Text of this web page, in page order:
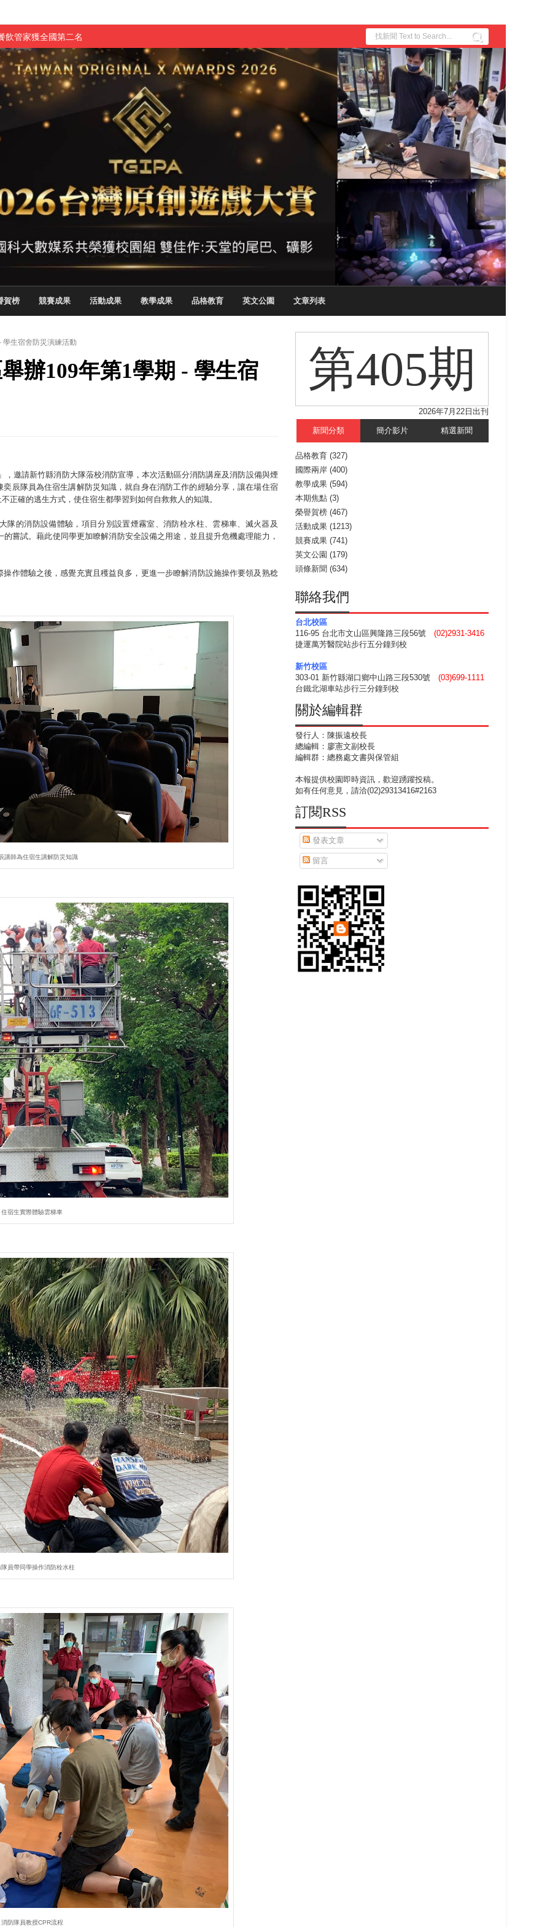
飲管家獲全國第二名
與青年學子溫馨對談 傳遞品格與智慧力量
生蛻變成金融新星
燃爆傳統與現代
遊戲大賞雙佳作
專廣播詞競賽英文組佳作
比賽」成績出爐
」 點亮智慧金融時代的跨域新局
索金融實習優勢
影展最高榮譽白金獎
戲抱回金點新秀獎
2026 TSID 提出具體舊建築再利用提案
校院電腦動畫競賽嶄露頭角
」與「Wwise」雙認證
賀榜 競賽成果 活動成果 教學成果 品格教育 英文公園 文章列表
學生宿舍防災演練活動
辦109年第1學期 - 學生宿
邀請新竹縣消防大隊蒞校消防宣導，本次活動區分消防講座及消防設備與煙
辰隊員為住宿生講解防災知識，就自身在消防工作的經驗分享，讓在場住宿
正確的逃生方式，使住宿生都學習到如何自救救人的知識。
隊的消防設備體驗，項目分別設置煙霧室、消防栓水柱、雲梯車、滅火器及
嘗試。藉此使同學更加瞭解消防安全設備之用途，並且提升危機處理能力，
作體驗之後，感覺充實且穫益良多，更進一步瞭解消防設施操作要領及熟稔
講師為住宿生講解防災知識
住宿生實際體驗雲梯車
隊員帶同學操作消防栓水柱
消防隊員教授CPR流程
第405期
2026年7月22日出刊
新聞分類 簡介影片 精選新聞
品格教育 (327)
國際兩岸 (400)
教學成果 (594)
本期焦點 (3)
榮譽賀榜 (467)
活動成果 (1213)
競賽成果 (741)
英文公園 (179)
頭條新聞 (634)
聯絡我們
台北校區
116-95 台北市文山區興隆路三段56號 (02)2931-3416
捷運萬芳醫院站步行五分鐘到校
新竹校區
303-01 新竹縣湖口鄉中山路三段530號 (03)699-1111
台鐵北湖車站步行三分鐘到校
關於編輯群
發行人：陳振遠校長
總編輯：廖憲文副校長
編輯群：總務處文書與保管組
本報提供校園即時資訊，歡迎踴躍投稿。
如有任何意見，請洽(02)29313416#2163
訂閱RSS
發表文章
留言